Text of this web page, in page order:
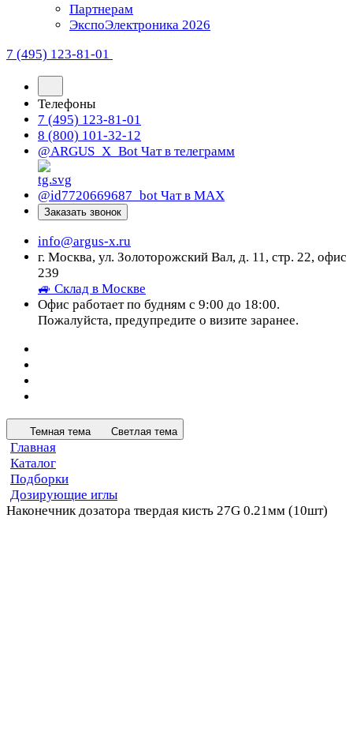
Партнерам
ЭкспоЭлектроника 2026
7 (495) 123-81-01
Телефоны
7 (495) 123-81-01
8 (800) 101-32-12
@ARGUS_X_Bot Чат в телеграмм
@id7720669687_bot Чат в МАХ
Заказать звонок
info@argus-x.ru
г. Москва, ул. Золоторожский Вал, д. 11, стр. 22, офис
239
🚙 Склад в Москве
Офис работает по будням с 9:00 до 18:00.
Пожалуйста, предупредите о визите заранее.
Темная тема Светлая тема
Главная
Каталог
Подборки
Дозирующие иглы
Наконечник дозатора твердая кисть 27G 0.21мм (10шт)